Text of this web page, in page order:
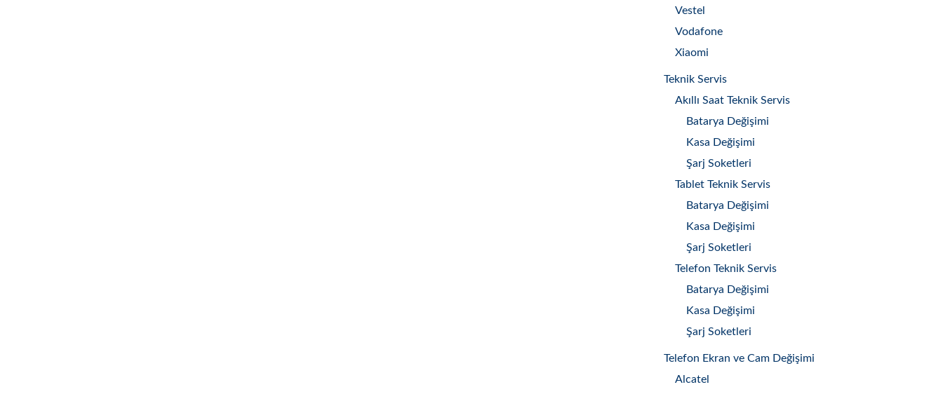
Vestel
Vodafone
Xiaomi
Teknik Servis
Akıllı Saat Teknik Servis
Batarya Değişimi
Kasa Değişimi
Şarj Soketleri
Tablet Teknik Servis
Batarya Değişimi
Kasa Değişimi
Şarj Soketleri
Telefon Teknik Servis
Batarya Değişimi
Kasa Değişimi
Şarj Soketleri
Telefon Ekran ve Cam Değişimi
Alcatel